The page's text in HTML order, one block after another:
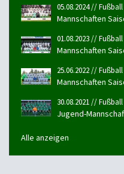
05.08.2024 // Fußball
Mannschaften
01.08.2023 // Fußball
Mannschaften
25.06.2022 // Fußball
Mannschaften
30.08.2021 // Fußball
Jugend-
Alle anzeigen